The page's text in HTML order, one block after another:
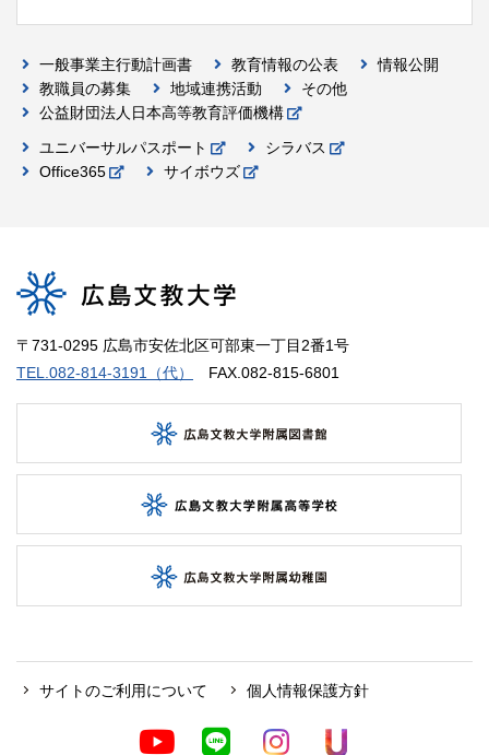
一般事業主行動計画書 教育情報の公表
情報公開
教職員の募集
地域連携活動
その他
公益財団法人日本高等教育評価機構
ユニバーサルパスポート
シラバス
Office365
サイボウズ
〒731-0295 広島市安佐北区可部東一丁目2番1号
TEL.082-814-3191（代）
FAX.082-815-6801
サイトのご利用について 個人情報保護方針